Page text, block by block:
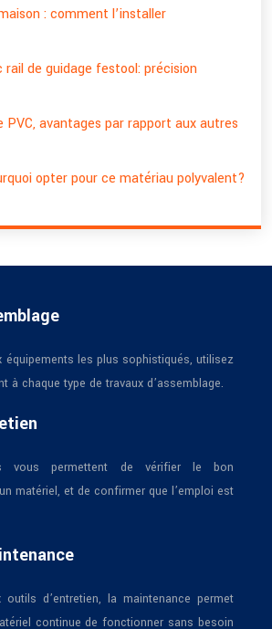
: comment l’installer
de guidage festool: précision
PVC, avantages par rapport aux autres
opter pour ce matériau polyvalent?
équipements les plus sophistiqués, utilisez
à chaque type de travaux d’assemblage.
vous permettent de vérifier le bon
matériel, et de confirmer que l’emploi est
outils d’entretien, la maintenance permet
continue de fonctionner sans besoin